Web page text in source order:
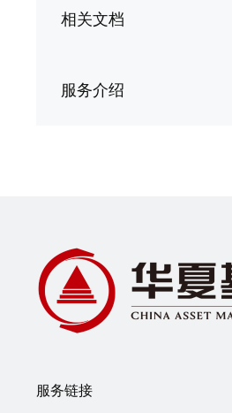
相关文档
服务介绍
服务链接